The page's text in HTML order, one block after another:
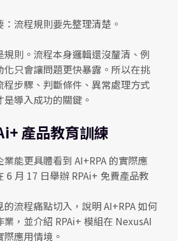
流程規則要先整理清楚。
規則。流程本身邏輯還沒釐清、例
只會讓問題更快暴露。所以在挑
程步驟、判斷條件、異常處理方式
導入成功的關鍵。
產品教育訓練
能更具體看到 AI+RPA 的實際應
6 月 17 日舉辦 RPAi+ 免費產品教
流程痛點切入，說明 AI+RPA 如何
，並介紹 RPAi+ 模組在 NexusAI
應用情境。